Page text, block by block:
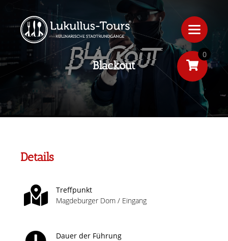
Blackout
Details
Treffpunkt
Magdeburger Dom / Eingang
Dauer der Führung
0